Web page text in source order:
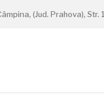
(Jud. Prahova), Str.